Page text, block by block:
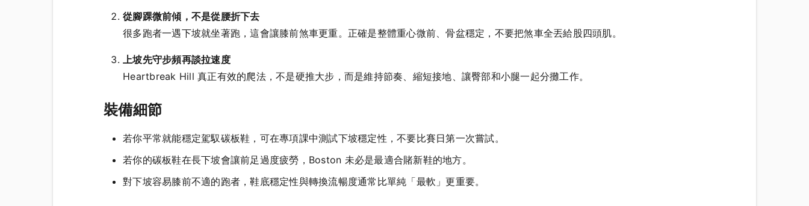
從腳踝微前傾，不是從腰折下去
很多跑者一遇下坡就坐著跑，這會讓膝前煞車更重。正確是整體重心微前、骨盆穩定，不要把煞車全丟給股四頭肌。
上坡先守步頻再談拉速度
Heartbreak Hill 真正有效的爬法，不是硬推大步，而是維持節奏、縮短接地、讓臀部和小腿一起分攤工作。
裝備細節
若你平常就能穩定駕馭碳板鞋，可在專項課中測試下坡穩定性，不要比賽日第一次嘗試。
若你的碳板鞋在長下坡會讓前足過度疲勞，Boston 未必是最適合賭新鞋的地方。
對下坡容易膝前不適的跑者，鞋底穩定性與轉換流暢度通常比單純「最軟」更重要。